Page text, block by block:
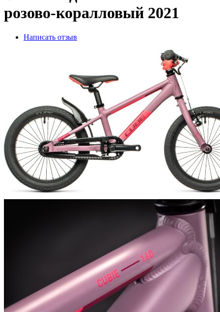
розово-коралловый 2021
Написать отзыв